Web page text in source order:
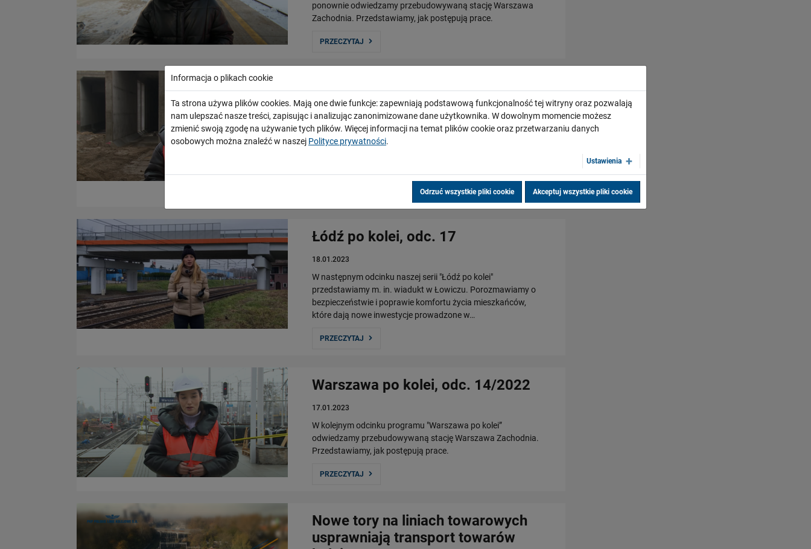
ponownie odwiedzamy przebudowywaną stację Warszawa
Zachodnia. Przedstawiamy, jak postępują prace.
PRZECZYTAJ
Warszawa po kolei, odc. 15/2022
19.01.2023
W kolejnym odcinku programu "Warszawa po kolei”
odwiedzamy przebudowywaną stację Warszawa Zachodnia.
Łódź po kolei, odc. 17
18.01.2023
W następnym odcinku naszej serii "Łódź po kolei"
przedstawiamy m. in. wiadukt w Łowiczu. Porozmawiamy o
bezpieczeństwie i poprawie komfortu życia mieszkańców,
które dają nowe inwestycje prowadzone w…
PRZECZYTAJ
Warszawa po kolei, odc. 14/2022
17.01.2023
W kolejnym odcinku programu "Warszawa po kolei”
odwiedzamy przebudowywaną stację Warszawa Zachodnia.
Przedstawiamy, jak postępują prace.
PRZECZYTAJ
Nowe tory na liniach towarowych
usprawniają transport towarów
Informacja o plikach cookie
Ta strona używa plików cookies. Mają one dwie funkcje: zapewniają podstawową funkcjonalność tej witryny oraz pozwalają
nam ulepszać nasze treści, zapisując i analizując zanonimizowane dane użytkownika. W dowolnym momencie możesz
zmienić swoją zgodę na używanie tych plików. Więcej informacji na temat plików cookie oraz przetwarzaniu danych
osobowych można znaleźć w naszej Polityce prywatności.
Ustawienia
Odrzuć wszystkie pliki cookie Akceptuj wszystkie pliki cookie